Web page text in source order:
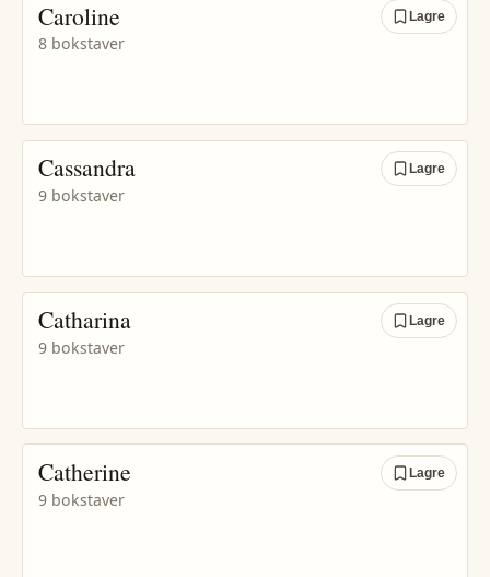
Caroline
8 bokstaver
Lagre
Cassandra
9 bokstaver
Lagre
Catharina
9 bokstaver
Lagre
Catherine
9 bokstaver
Lagre